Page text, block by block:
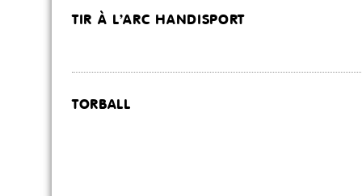
TIR À L’ARC HANDISPORT
TORBALL